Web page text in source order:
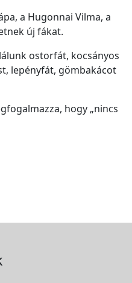
a Hugonnai Vilma, a
új fákat.
ostorfát, kocsányos
lepényfát, gömbakácot
hogy „nincs